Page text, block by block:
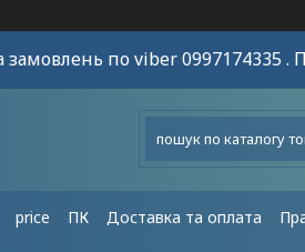
замовлень по viber 0997174335 .
price ПК Доставка та оплата